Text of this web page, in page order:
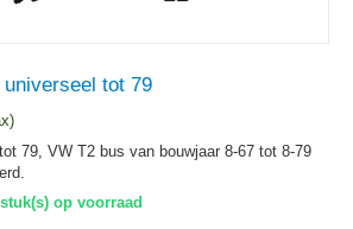
tot 79
79, VW T2 bus van bouwjaar 8-67 tot 8-79
op voorraad